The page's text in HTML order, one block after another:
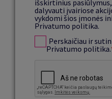
išskirtinius
dalyvauti įvairiose
vykdomi šios įmonės
Privatumo politika.
Perskaičiau ir
Privatumo politika.